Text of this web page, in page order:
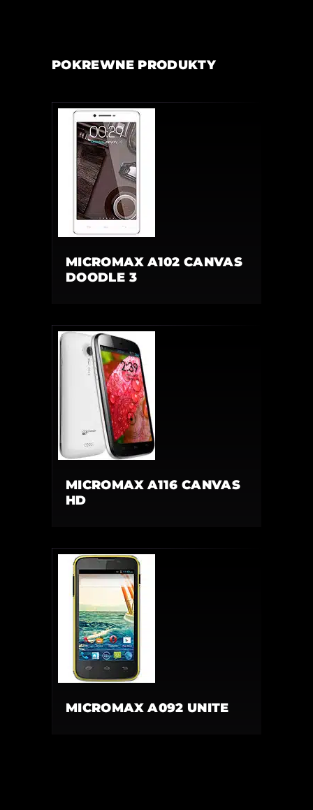
POKREWNE PRODUKTY
MICROMAX A102 CANVAS
DOODLE 3
MICROMAX A116 CANVAS
HD
MICROMAX A092 UNITE